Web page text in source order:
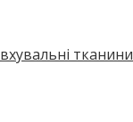
тканини